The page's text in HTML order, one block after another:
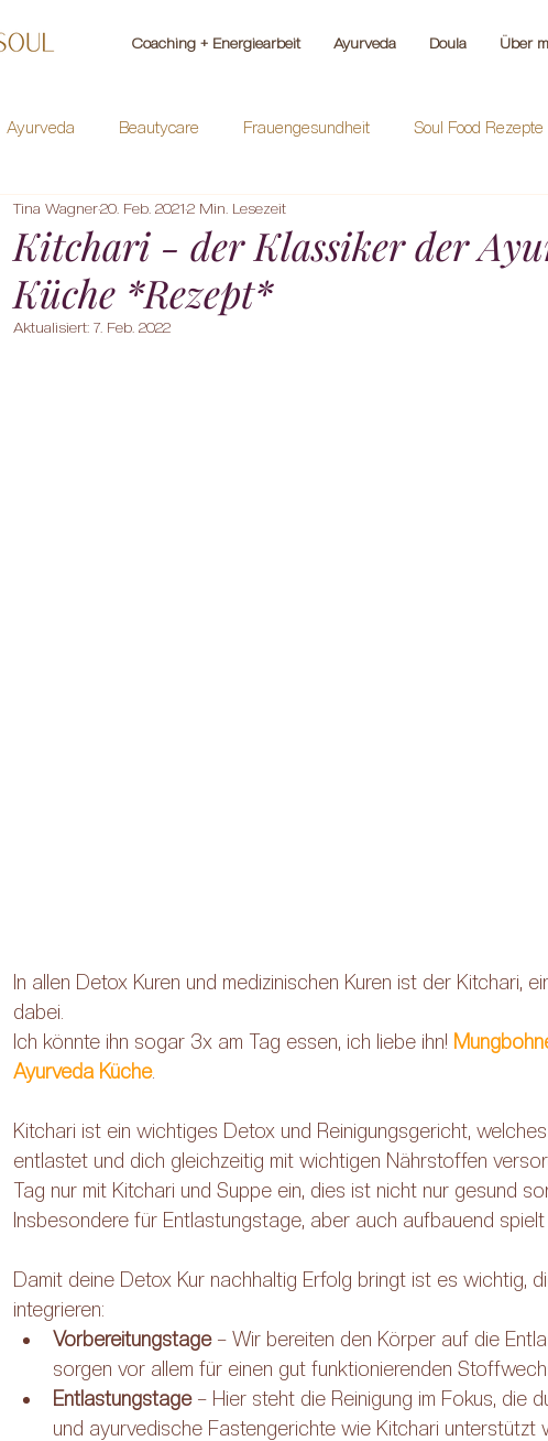
Coaching + Energiearbeit Ayurveda Doula Über
Ayurveda Beautycare Frauengesundheit Soul Food Rezepte
Herbs Meditation
Kitchari - der Klassiker der
Küche *Rezept*
Tina Wagner20. Feb. 20212 Min. Lesezeit
Aktualisiert: 7. Feb. 2022
In allen Detox Kuren und medizinischen Kuren ist der Kitchari,
dabei.
Ich könnte ihn sogar 3x am Tag essen, ich liebe ihn!
Ayurveda Küche.
Kitchari ist ein wichtiges Detox und Reinigungsgericht,
entlastet und dich gleichzeitig mit wichtigen Nährstoffen
Tag nur mit Kitchari und Suppe ein, dies ist nicht nur gesund
Insbesondere für Entlastungstage, aber auch aufbauend
Damit deine Detox Kur nachhaltig Erfolg bringt ist es wichtig,
integrieren:
Vorbereitungstage – Wir bereiten den Körper auf die
sorgen vor allem für einen gut funktionierenden
Entlastungstage – Hier steht die Reinigung im Fokus, die
und ayurvedische Fastengerichte wie Kitchari unterstützt